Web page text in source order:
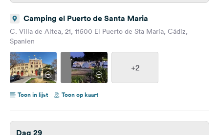
Camping el Puerto de Santa Maria
C. Villa de Altea, 21, 11500 El Puerto de Sta María, Cádiz,
Spanien
+2
Toon in lijst Toon op kaart
Dag 29